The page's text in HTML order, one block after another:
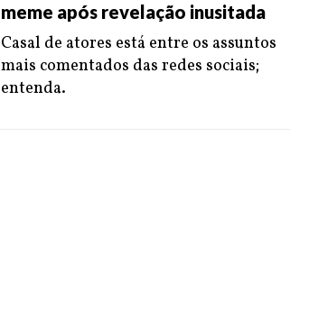
meme após revelação inusitada
Casal de atores está entre os assuntos
mais comentados das redes sociais;
entenda.